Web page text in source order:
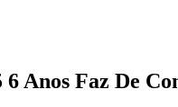
6 Anos Faz De